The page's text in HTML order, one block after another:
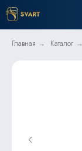
Главная → Каталог →